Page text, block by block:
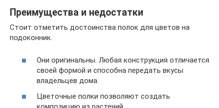
Преимущества и недостатки
Стоит отметить достоинства полок для цветов на
подоконник.
Они оригинальны. Любая конструкция отличается
своей формой и способна передать вкусы
владельцев дома.
Цветочные полки позволяют создать